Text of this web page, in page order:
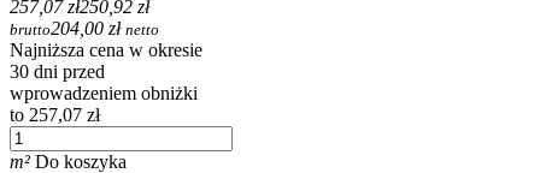
257,07 zł250,92 zł
brutto204,00 zł netto
Najniższa cena w okresie
30 dni przed
wprowadzeniem obniżki
to 257,07 zł
m² Do koszyka